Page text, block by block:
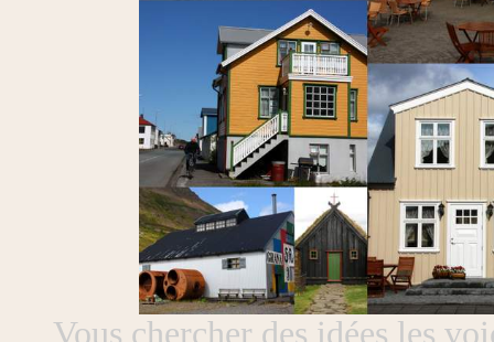
Vous chercher des idées les